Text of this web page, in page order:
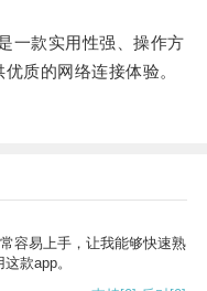
款实用性强、操作方
质的网络连接体验。
容易上手，让我能够快速熟
款app。